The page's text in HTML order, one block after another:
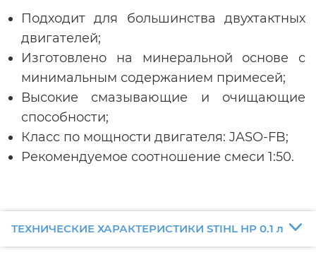
Подходит для большинства двухтактных
двигателей;
Изготовлено на минеральной основе с
минимальным содержанием примесей;
Высокие смазывающие и очищающие
способности;
Класс по мощности двигателя: JASO-FB;
Рекомендуемое соотношение смеси 1:50.
ТЕХНИЧЕСКИЕ ХАРАКТЕРИСТИКИ STIHL HP 0.1 л